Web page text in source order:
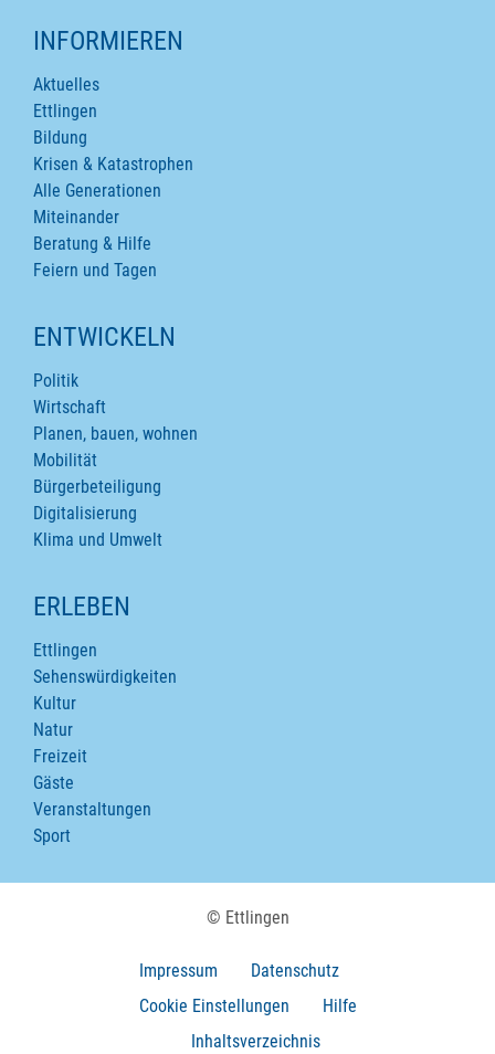
INFORMIEREN
Aktuelles
Ettlingen
Bildung
Krisen & Katastrophen
Alle Generationen
Miteinander
Beratung & Hilfe
Feiern und Tagen
ENTWICKELN
Politik
Wirtschaft
Planen, bauen, wohnen
Mobilität
Bürgerbeteiligung
Digitalisierung
Klima und Umwelt
ERLEBEN
Ettlingen
Sehenswürdigkeiten
Kultur
Natur
Freizeit
Gäste
Veranstaltungen
Sport
© Ettlingen
Impressum
Datenschutz
Cookie Einstellungen
Hilfe
Inhaltsverzeichnis